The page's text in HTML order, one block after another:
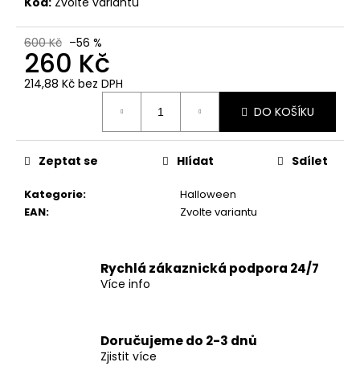
600 Kč –56 %
260 Kč
214,88 Kč bez DPH
DO KOŠÍKU
Kategorie:
Halloween
EAN: Zvolte variantu
Zeptat se Hlídat Sdílet
Rychlá zákaznická podpora 24/7
Více info
Doručujeme do 2-3 dnů
Zjistit více
r
u
u
m
e